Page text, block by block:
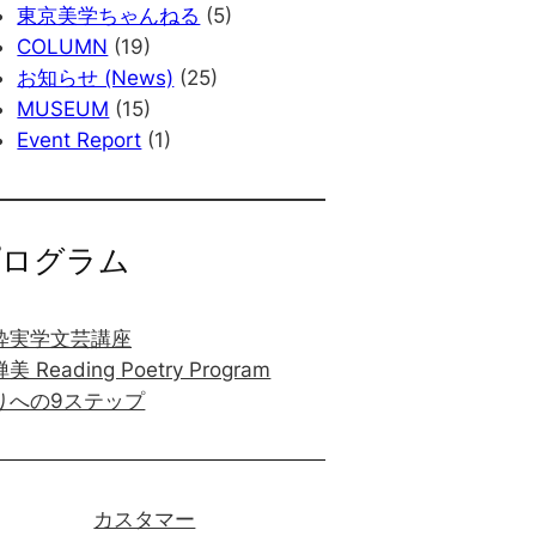
東京美学ちゃんねる (5)
COLUMN (19)
お知らせ (News) (25)
MUSEUM (15)
Event Report (1)
グラム
実学文芸講座
美 Reading Poetry Program
への9ステップ
カスタマー